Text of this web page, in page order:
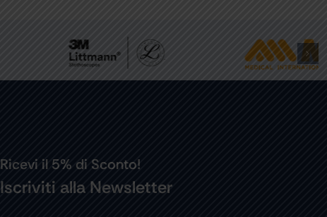
Ricevi il 5% di Sconto!
Iscriviti alla Newsletter